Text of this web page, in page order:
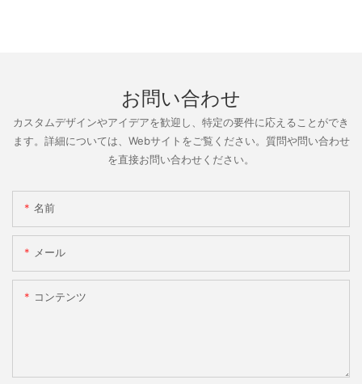
お問い合わせ
カスタムデザインやアイデアを歓迎し、特定の要件に応えることができ
ます。詳細については、Webサイトをご覧ください。質問や問い合わせ
を直接お問い合わせください。
名前
メール
コンテンツ